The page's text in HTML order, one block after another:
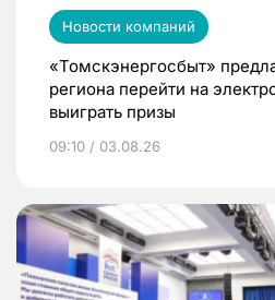
Новости компаний
«Томскэнергосбыт»
региона перейти на
выиграть призы
09:10 / 03.08.26